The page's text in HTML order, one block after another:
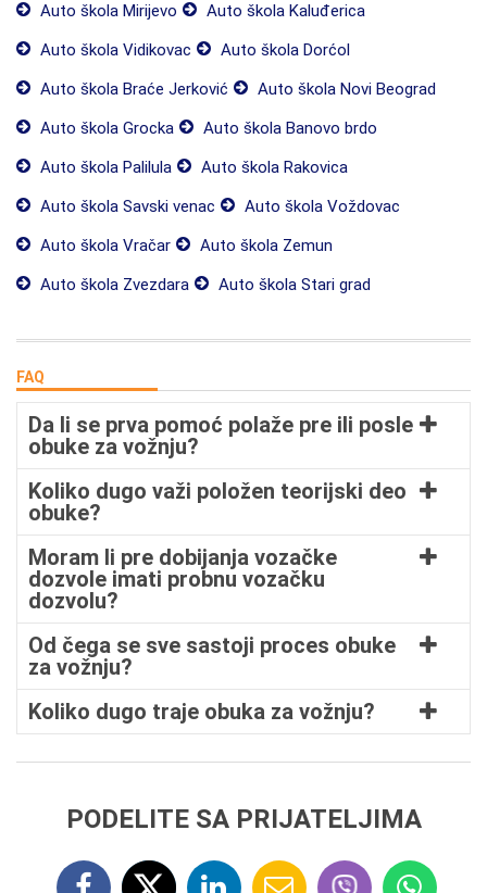
Auto škola Mirijevo
Auto škola Kaluđerica
Auto škola Vidikovac
Auto škola Dorćol
Auto škola Braće Jerković
Auto škola Novi Beograd
Auto škola Grocka
Auto škola Banovo brdo
Auto škola Palilula
Auto škola Rakovica
Auto škola Savski venac
Auto škola Voždovac
Auto škola Vračar
Auto škola Zemun
Auto škola Zvezdara
Auto škola Stari grad
FAQ
Da li se prva pomoć polaže pre ili posle
obuke za vožnju?
Koliko dugo važi položen teorijski deo
obuke?
Moram li pre dobijanja vozačke
dozvole imati probnu vozačku
dozvolu?
Od čega se sve sastoji proces obuke
za vožnju?
Koliko dugo traje obuka za vožnju?
PODELITE SA PRIJATELJIMA